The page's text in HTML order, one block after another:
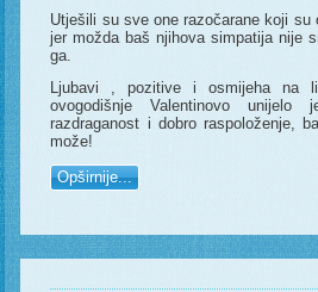
Utješili su sve one razočarane koji su
jer možda baš njihova simpatija nije
ga.
Ljubavi , pozitive i osmijeha na
ovogodišnje Valentinovo
razdraganost i dobro raspoloženje,
može!
Opširnije...